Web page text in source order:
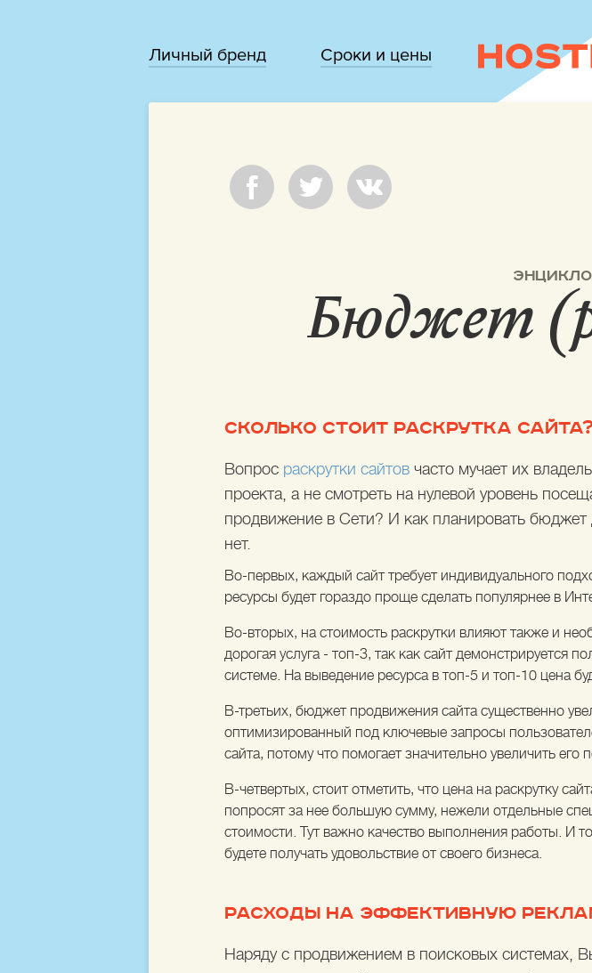
Личный бренд Сроки и цены
Бюджет
СКОЛЬКО СТОИТ РАСКРУТКА
Вопрос раскрутки сайтов часто мучает их
проекта, а не смотреть на нулевой уровень
продвижение в Сети? И как планировать бюджет
нет.
Во-первых, каждый сайт требует индивидуального
ресурсы будет гораздо проще сделать популярнее в
Во-вторых, на стоимость раскрутки влияют также и
дорогая услуга - топ-3, так как сайт демонстрируется
системе. На выведение ресурса в топ-5 и топ-10 цена
В-третьих, бюджет продвижения сайта существенно
оптимизированный под ключевые запросы
сайта, потому что помогает значительно увеличить его
В-четвертых, стоит отметить, что цена на раскрутку
попросят за нее большую сумму, нежели отдельные
стоимости. Тут важно качество выполнения работы. И
будете получать удовольствие от своего бизнеса.
РАСХОДЫ НА ЭФФЕКТИВНУЮ
Наряду с продвижением в поисковых системах,